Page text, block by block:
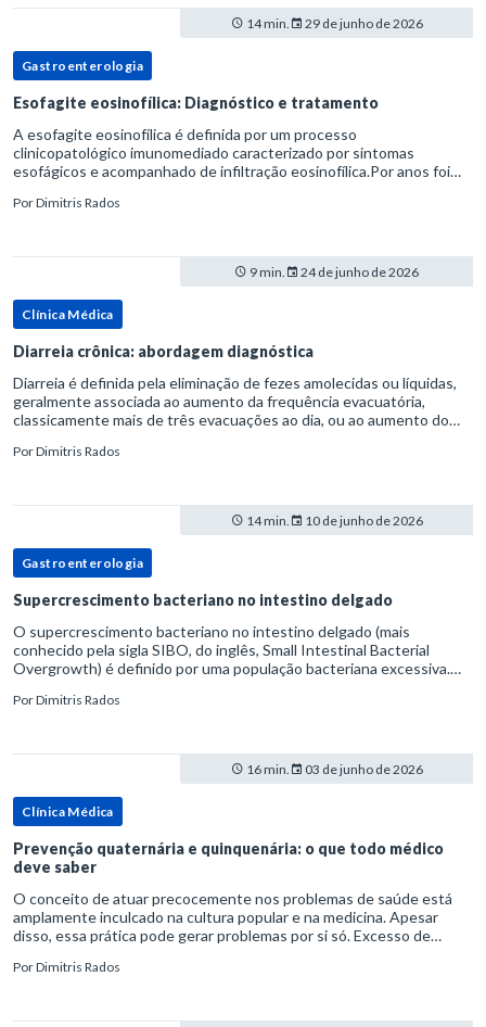
14 min. 29 de junho de 2026
Gastroenterologia
Esofagite eosinofílica: Diagnóstico e tratamento
A esofagite eosinofílica é definida por um processo
clinicopatológico imunomediado caracterizado por sintomas
esofágicos e acompanhado de infiltração eosinofílica.Por anos foi
refluxo gastr
PorDimitris Rados
9 min. 24 de junho de 2026
Clínica Médica
Diarreia crônica: abordagem diagnóstica
Diarreia é definida pela eliminação de fezes amolecidas ou líquidas,
geralmente associada ao aumento da frequência evacuatória,
classicamente mais de três evacuações ao dia, ou ao aumento do
PorDimitris Rados
14 min. 10 de junho de 2026
Gastroenterologia
Supercrescimento bacteriano no intestino delgado
O supercrescimento bacteriano no intestino delgado (mais
conhecido pela sigla SIBO, do inglês, Small Intestinal Bacterial
Overgrowth) é definido por uma população bacteriana excessiva.
PorDimitris Rados
16 min. 03 de junho de 2026
Clínica Médica
Prevenção quaternária e quinquenária: o que todo médico
deve saber
O conceito de atuar precocemente nos problemas de saúde está
amplamente inculcado na cultura popular e na medicina. Apesar
disso, essa prática pode gerar problemas por si só. Excesso de
PorDimitris Rados